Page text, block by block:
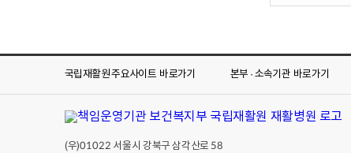
국립재활원 주요사이트 바로가기 본부 · 소속기관 바로가기
(우)01022 서울시 강북구 삼각산로 58